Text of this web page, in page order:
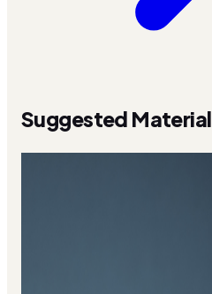
Suggested Material